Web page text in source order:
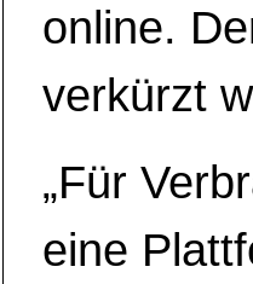
online.
verkürzt
„Für
eine